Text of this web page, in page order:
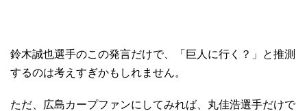
鈴木誠也選手のこの発言だけで、「巨人に行く？」と推測
するのは考えすぎかもしれません。
ただ、広島カープファンにしてみれば、丸佳浩選手だけで